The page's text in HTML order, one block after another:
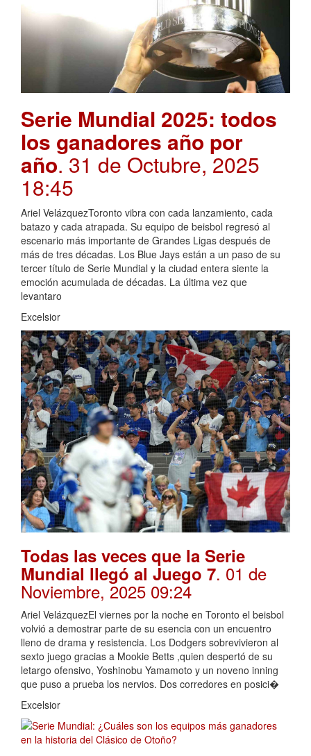
Serie Mundial 2025: todos
los ganadores año por
año. 31 de Octubre, 2025
18:45
Ariel VelázquezToronto vibra con cada lanzamiento, cada
batazo y cada atrapada. Su equipo de beisbol regresó al
escenario más importante de Grandes Ligas después de
más de tres décadas. Los Blue Jays están a un paso de su
tercer título de Serie Mundial y la ciudad entera siente la
emoción acumulada de décadas. La última vez que
levantaro
Excelsior
Todas las veces que la Serie
Mundial llegó al Juego 7. 01 de
Noviembre, 2025 09:24
Ariel VelázquezEl viernes por la noche en Toronto el beisbol
volvió a demostrar parte de su esencia con un encuentro
lleno de drama y resistencia. Los Dodgers sobrevivieron al
sexto juego gracias a Mookie Betts ,quien despertó de su
letargo ofensivo, Yoshinobu Yamamoto y un noveno inning
que puso a prueba los nervios. Dos corredores en posici�
Excelsior